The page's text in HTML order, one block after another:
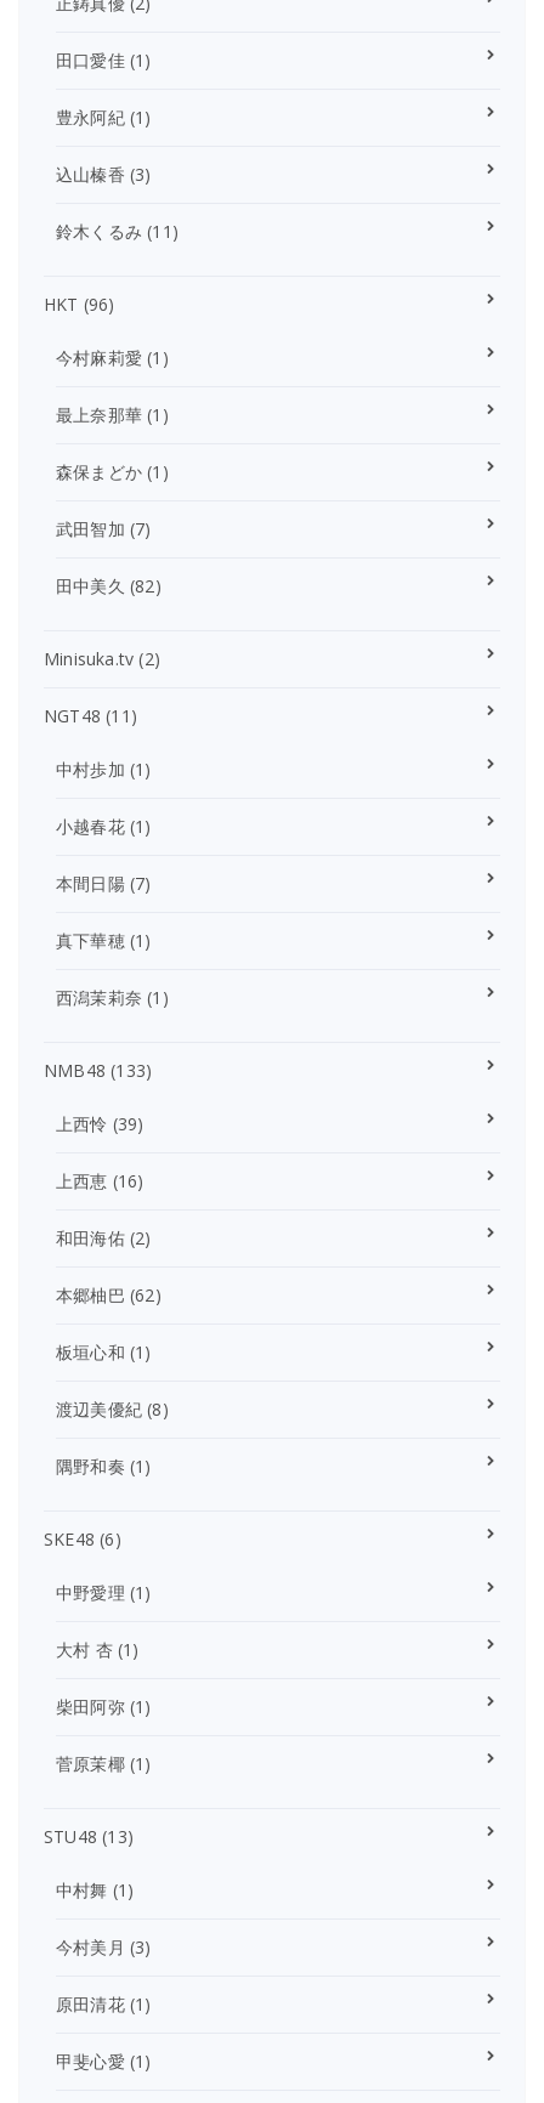
田口愛佳(1)
豊永阿紀(1)
込山榛香 (3)
鈴木くるみ (11)
HKT (96)
今村麻莉愛 (1)
最上奈那華 (1)
森保まどか (1)
武田智加 (7)
田中美久 (82)
Minisuka.tv (2)
NGT48 (11)
中村歩加 (1)
小越春花(1)
本間日陽(7)
真下華穂(1)
西潟茉莉奈 (1)
NMB48 (133)
上西怜 (39)
上西恵 (16)
和田海佑(2)
本郷柚巴 (62)
板垣心和 (1)
渡辺美優紀 (8)
隅野和奏 (1)
SKE48 (6)
中野愛理 (1)
大村 杏(1)
柴田阿弥(1)
菅原茉椰(1)
STU48 (13)
中村舞 (1)
今村美月 (3)
原田清花(1)
甲斐心愛 (1)